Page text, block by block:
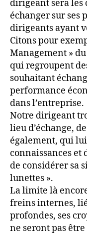
dirigeant sera
échanger sur ses
dirigeants ayant
Citons pour
Management » du
qui regroupent
souhaitant
performance
dans l’entreprise.
Notre dirigeant
lieu d’échange,
également, qui
connaissances
de considérer sa
lunettes ».
La limite là
freins internes,
profondes, ses
ne seront pas